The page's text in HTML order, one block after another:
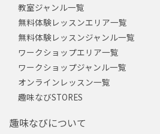
教室ジャンル一覧
無料体験レッスンエリア一覧
無料体験レッスンジャンル一覧
ワークショップエリア一覧
ワークショップジャンル一覧
オンラインレッスン一覧
趣味なびSTORES
趣味なびについて